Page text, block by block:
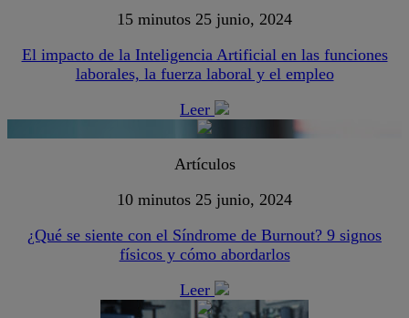
15 minutos 25 junio, 2024
El impacto de la Inteligencia Artificial en las funciones
laborales, la fuerza laboral y el empleo
Leer
Artículos
10 minutos 25 junio, 2024
¿Qué se siente con el Síndrome de Burnout? 9 signos
físicos y cómo abordarlos
Leer